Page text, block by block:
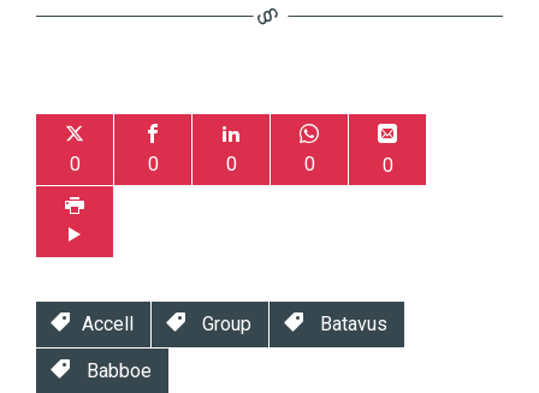
0 0 0 0 0
Accell Group Batavus
Babboe